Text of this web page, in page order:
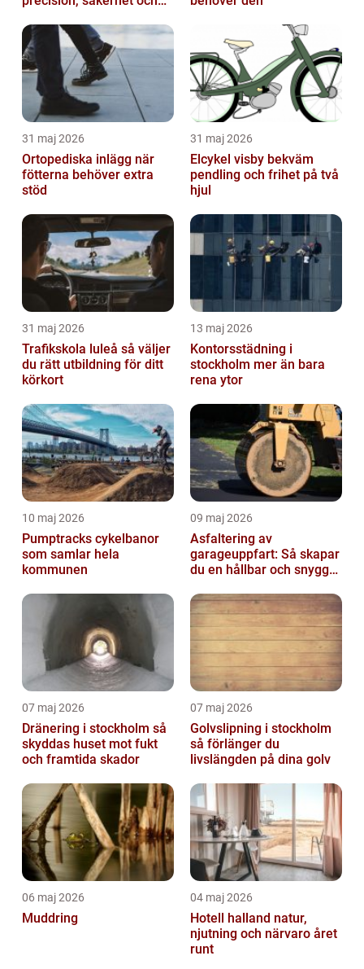
31 maj 2026
Ortopediska inlägg när
fötterna behöver extra
stöd
31 maj 2026
Elcykel visby bekväm
pendling och frihet på två
hjul
31 maj 2026
Trafikskola luleå så väljer
du rätt utbildning för ditt
körkort
13 maj 2026
Kontorsstädning i
stockholm mer än bara
rena ytor
10 maj 2026
Pumptracks cykelbanor
som samlar hela
kommunen
09 maj 2026
Asfaltering av
garageuppfart: Så skapar
du en hållbar och snygg
07 maj 2026
Dränering i stockholm så
skyddas huset mot fukt
och framtida skador
07 maj 2026
Golvslipning i stockholm
så förlänger du
livslängden på dina golv
06 maj 2026
Muddring
04 maj 2026
Hotell halland natur,
njutning och närvaro året
runt